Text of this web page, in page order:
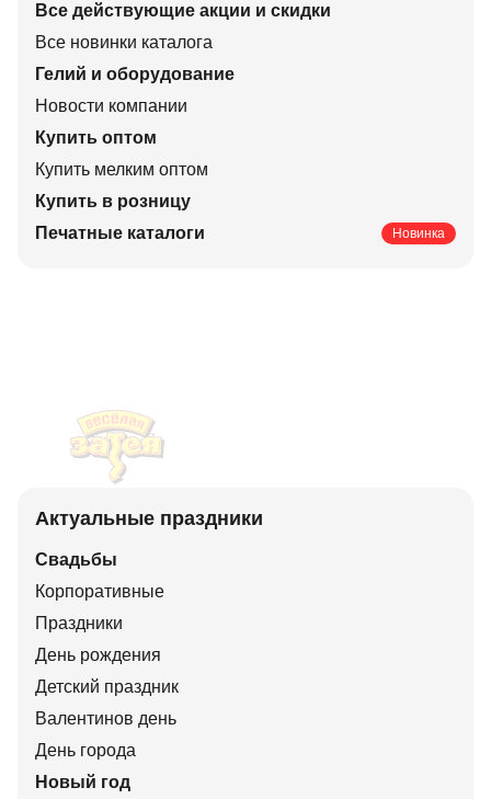
Все действующие акции и скидки
Все новинки каталога
Гелий и оборудование
Новости компании
Купить оптом
Купить мелким оптом
Купить в розницу
Печатные каталоги
Новинка
Актуальные праздники
Свадьбы
Корпоративные
Праздники
День рождения
Детский праздник
Валентинов день
День города
Новый год